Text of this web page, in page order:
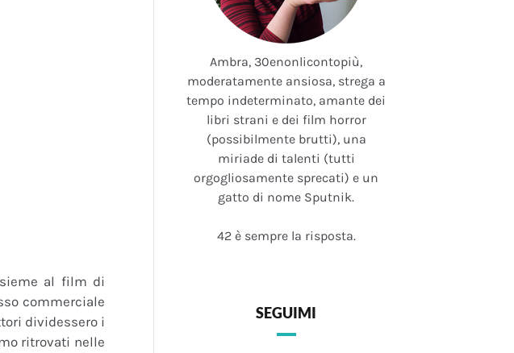
al film di
commerciale
dividessero i
ritrovati nelle
Ambra, 30enonlicontopiù,
moderatamente ansiosa, strega a
tempo indeterminato, amante dei
libri strani e dei film horror
(possibilmente brutti), una
miriade di talenti (tutti
orgogliosamente sprecati) e un
gatto di nome Sputnik.
42 è sempre la risposta.
SEGUIMI